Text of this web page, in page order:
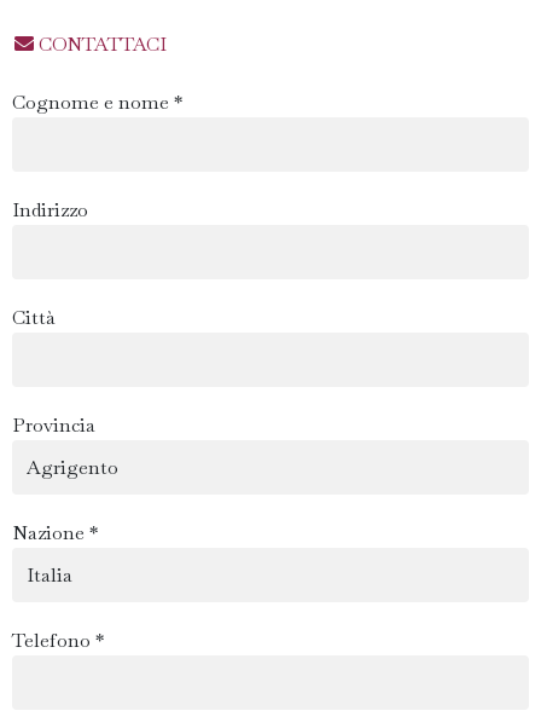
CONTATTACI
Cognome e nome *
Indirizzo
Città
Provincia
Nazione *
Telefono *